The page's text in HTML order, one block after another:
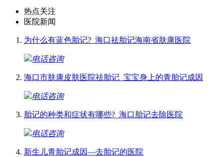
热点关注
医院新闻
为什么有蓝色胎记?_海口祛胎记海南省肤康医院
电话咨询
海口市肤康皮肤医院祛胎记_宝宝身上的青胎记成因
电话咨询
胎记的种类和症状有哪些?_海口胎记去除医院
电话咨询
新生儿青胎记成因—去胎记的医院